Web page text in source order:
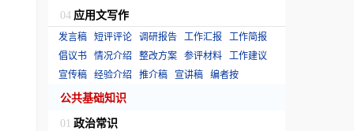
04 应用文写作
发言稿 短评评论 调研报告 工作汇报
工作简报
倡议书 情况介绍 整改方案 参评材料 工作建议
宣传稿 经验介绍 推介稿 宣讲稿 编者按
公共基础知识
01 政治常识